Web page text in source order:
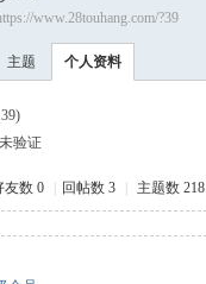
www.28touhang.com/?39
主题 个人资料
未验证
友数 0 回帖数 3 主题数 218